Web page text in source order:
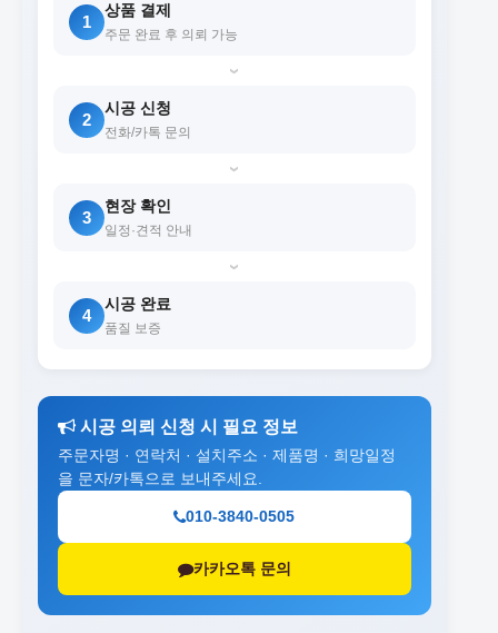
1
상품 결제
주문 완료 후 의뢰 가능
›
2
시공 신청
전화/카톡 문의
›
3
현장 확인
일정·견적 안내
›
4
시공 완료
품질 보증
시공 의뢰 신청 시 필요 정보
주문자명 · 연락처 · 설치주소 · 제품명 · 희망일정
을 문자/카톡으로 보내주세요.
010-3840-0505
카카오톡 문의